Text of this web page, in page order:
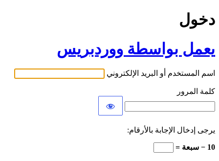
دخول
يعمل بواسطة ووردبريس
اسم المستخدم أو البريد الإلكتروني
كلمة المرور
يرجى إدخال الإجابة بالأرقام:
10 − سبعة =